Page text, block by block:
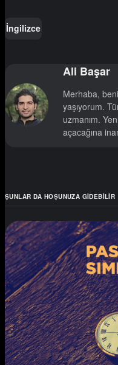
İngilizce
Ali Başar
Merhaba,
yaşıyorum.
uzmanım.
açacağına
ŞUNLAR DA HOŞUNUZA GIDEBILIR